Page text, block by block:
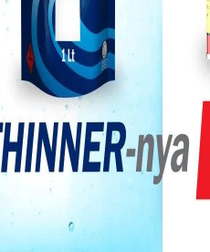
pendidikan tinggi kita.
tinggi, dan jauh dari
kemiskinan, meneliti
saat yang sama, desa-
tetap miskin di tengah
buruk yang menggerogoti
pasif, sebagai penulis